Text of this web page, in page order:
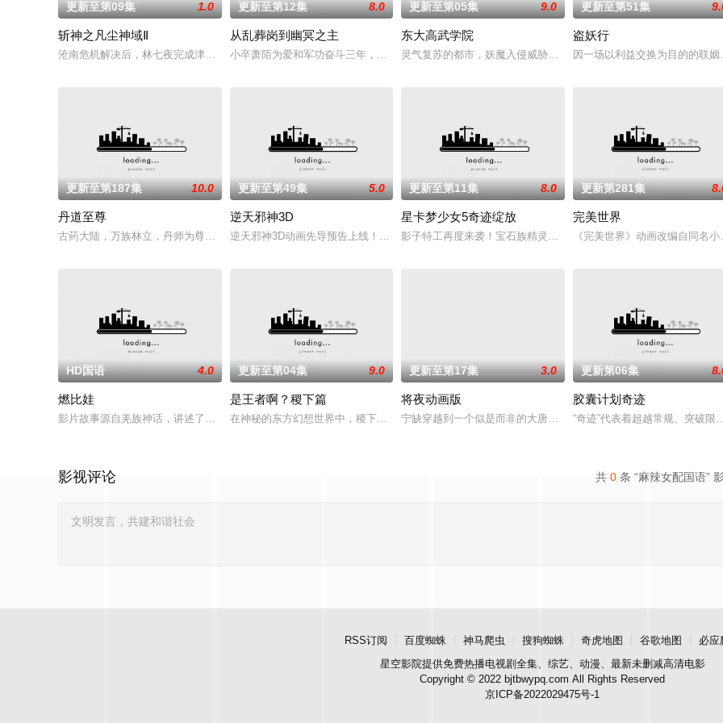
更新至第09集 1.0
斩神之凡尘神域Ⅱ
沧南危机解决后，林七夜完成津南山为期一年的守夜人集训考核，成为了正式的守夜人后，重回136小队，与伙伴再度开启一场与古神教会的
更新至第12集 8.0
从乱葬岗到幽冥之主
小卒萧陌为爱和军功奋斗三年，却被恋人柳莺儿与将军之子赵昊联手背叛，残忍杀害后抛尸乱葬岗。濒死之
更新至第05集 9.0
东大高武学院
灵气复苏的都市，妖魔入侵威胁来袭，天生废灵根的少年秦雨体内
更新至第51集
盗妖行
因一场以利益交换为目的的联
更新至第187集 10.0
丹道至尊
古药大陆，万族林立，丹师为尊；双生武脉，再现世间！醉卧美人膝，成就丹道至尊！
更新至第49集 5.0
逆天邪神3D
逆天邪神3D动画先导预告上线！掌天毒之珠，承邪神之血，修逆天之力。高能工作室出品，爱奇艺全网独播
更新至第11集 8.0
星卡梦少女5奇迹绽放
影子特工再度来袭！宝石族精灵竟然成了关键所在！东方桃子与伙
更新第281集
完美世界
《完美世界》动画改编自同名
HD国语 4.0
燃比娃
影片故事源自羌族神话，讲述了一只被人类抚养长大的猴子，追寻母亲阿勿巴吉（周迅 配音）的足迹，踏上神山探寻“温暖”之谜的旅程。他在“恐
更新至第04集 9.0
是王者啊？稷下篇
在神秘的东方幻想世界中，稷下学院作为王者大陆的最高学府，吸引着众多的求学者。在这里，一个名为“
更新至第17集 3.0
将夜动画版
宁缺穿越到一个似是而非的大唐世界，却发现此处为处处惊险的修
更新第06集
胶囊计划奇迹
“奇迹”代表着超越常规、突破
共 0 条 “麻辣女配国语”
影视评论
RSS订阅 百度蜘蛛 神马爬虫 搜狗蜘蛛 奇虎地图 谷歌地图
必应
星空影院提供免费热播电视剧全集、综艺、动漫、最新未删减高清电影
Copyright © 2022 bjtbwypq.com All Rights Reserved
京ICP备2022029475号-1